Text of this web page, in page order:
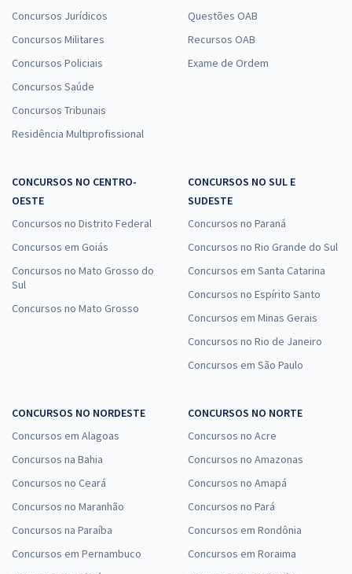
Concursos Jurídicos
Concursos Militares
Concursos Policiais
Concursos Saúde
Concursos Tribunais
Residência Multiprofissional
Questões OAB
Recursos OAB
Exame de Ordem
CONCURSOS NO CENTRO-
OESTE
Concursos no Distrito Federal
Concursos em Goiás
Concursos no Mato Grosso do
Sul
Concursos no Mato Grosso
CONCURSOS NO SUL E
SUDESTE
Concursos no Paraná
Concursos no Rio Grande do Sul
Concursos em Santa Catarina
Concursos no Espírito Santo
Concursos em Minas Gerais
Concursos no Rio de Janeiro
Concursos em São Paulo
CONCURSOS NO NORDESTE
Concursos em Alagoas
Concursos na Bahia
Concursos no Ceará
Concursos no Maranhão
Concursos na Paraíba
Concursos em Pernambuco
CONCURSOS NO NORTE
Concursos no Acre
Concursos no Amazonas
Concursos no Amapá
Concursos no Pará
Concursos em Rondônia
Concursos em Roraima